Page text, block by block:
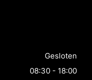
Gesloten
08:30 - 18:00